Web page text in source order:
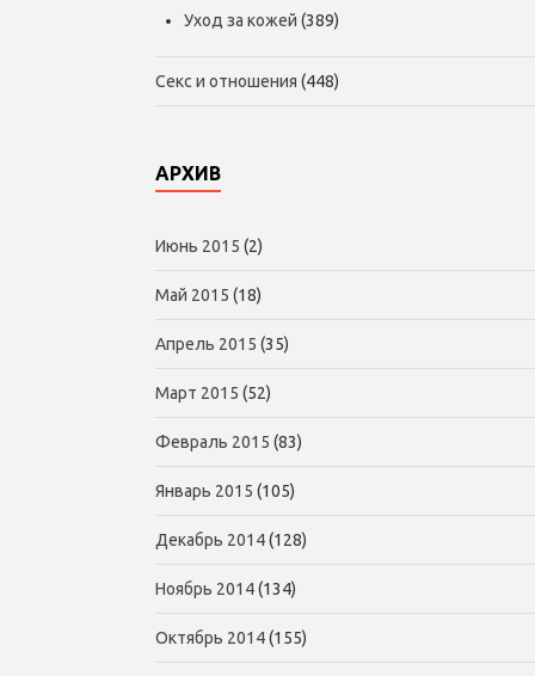
Уход за кожей (389)
Секс и отношения (448)
АРХИВ
Июнь 2015 (2)
Май 2015 (18)
Апрель 2015 (35)
Март 2015 (52)
Февраль 2015 (83)
Январь 2015 (105)
Декабрь 2014(128)
Ноябрь 2014(134)
Октябрь 2014(155)